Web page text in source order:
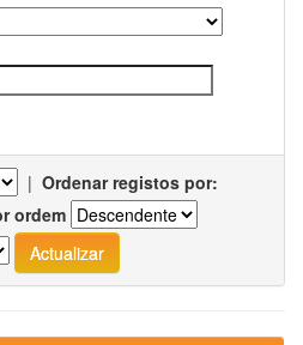
| Ordenar registos por:
ordem